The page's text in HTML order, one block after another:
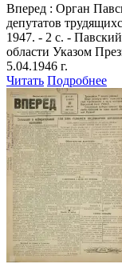
Вперед : Орган
депутатов
1947. - 2 с. -
области Указом
5.04.1946 г.
Читать Подробнее